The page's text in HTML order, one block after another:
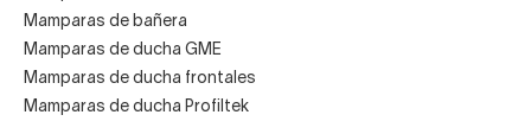
Mamparas de bañera
Mamparas de ducha GME
Mamparas de ducha frontales
Mamparas de ducha Profiltek